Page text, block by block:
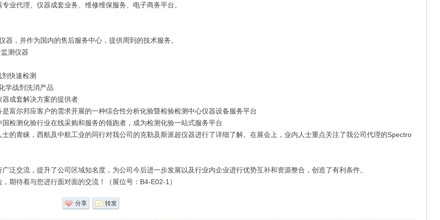
业代理、仪器成套业务、维修维保服务、电子商务平台。
，并作为国内的售后服务中心，提供周到的技术服务。
测仪器
快速检测
学战剂洗消产品
成套解决方案的提供者
富尔邦应客户的需求开展的一种综合性分析化验暨检验检测中心仪器设备服务平台
检测化验行业在线采购和服务的领跑者，成为检测化验一站式服务平台
的青睐，西航及中航工业的同行对我公司的克勒及斯派超仪器进行了详细了解。在展会上，业内人士重点关注了我公司代理的Spectro
泛交流，提升了公司区域知名度，为公司今后进一步发展以及行业内企业进行优势互补和资源整合，创造了有利条件。
期待着与您进行面对面的交流！（展位号：B4-E02-1）
分享 转发